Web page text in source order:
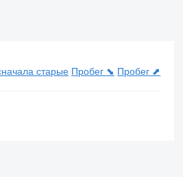
старые Пробег ⬊ Пробег ⬈